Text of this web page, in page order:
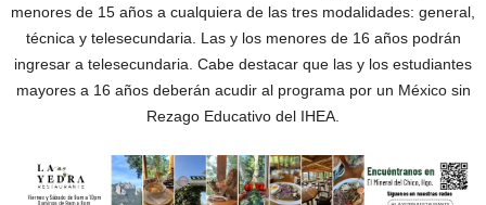
menores de 15 años a cualquiera de las tres modalidades: general,
técnica y telesecundaria. Las y los menores de 16 años podrán
ingresar a telesecundaria. Cabe destacar que las y los estudiantes
mayores a 16 años deberán acudir al programa por un México sin
Rezago Educativo del IHEA.